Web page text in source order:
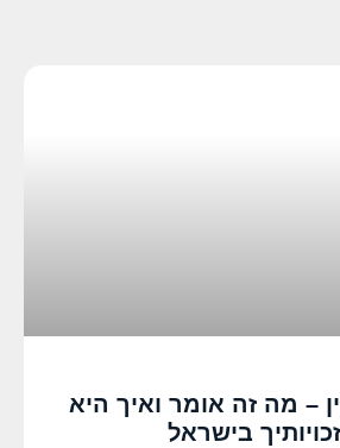
– מה זה אומר ואיך היא
בישראל